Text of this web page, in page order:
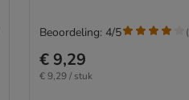
€ 9,29
€ 9,29 / stuk
Beoordeling: 4/5 (